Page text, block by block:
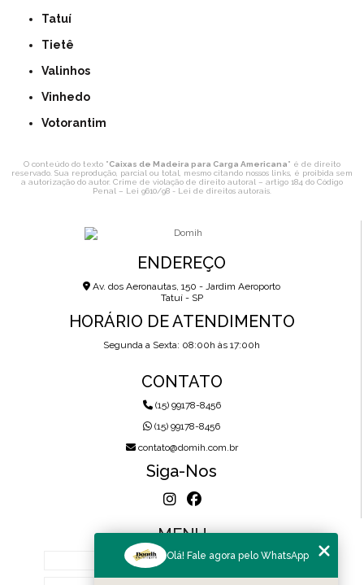
Tatuí
Tietê
Valinhos
Vinhedo
Votorantim
O conteúdo do texto "Caixas de Madeira para Carga Americana" é de direito
reservado. Sua reprodução, parcial ou total, mesmo citando nossos links, é proibida sem
a autorização do autor. Crime de violação de direito autoral – artigo 184 do Código
Penal – Lei 9610/98 - Lei de direitos autorais
ENDEREÇO
Av. dos Aeronautas, 150 - Jardim Aeroporto
Tatuí - SP
HORÁRIO DE ATENDIMENTO
Segunda a Sexta: 08:00h às 17:00h
CONTATO
(15) 99178-8456
(15) 99178-8456
contato@domih.com.br
Siga-Nos
MENU
HOME
Olá! Fale agora pelo WhatsApp